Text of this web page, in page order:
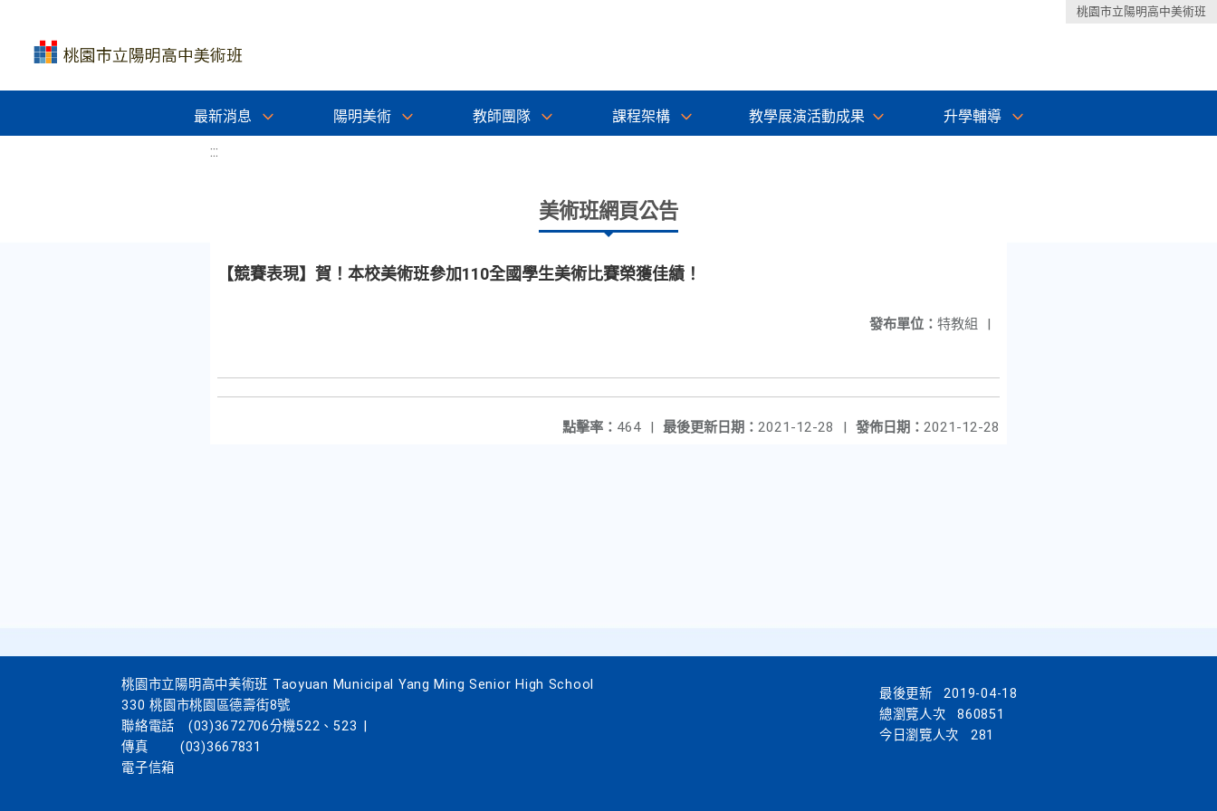
桃園市立陽明高中美術班
最新消息 陽明美術 教師團隊 課程架構 教學展演活動成果 升學輔導
:::
美術班網頁公告
【競賽表現】賀！本校美術班參加110全國學生美術比賽榮獲佳績！
發布單位： 特教組 |
發佈日期： 2021-12-28
最後更新日期： 2021-12-28 |
點擊率： 464 |
桃園市立陽明高中美術班 Taoyuan Municipal Yang Ming Senior High School
330 桃園市桃園區德壽街8號
聯絡電話
(03)3672706分機522、523
傳真
(03)3667831
電子信箱
最後更新
2019-04-18
總瀏覽人次
860851
今日瀏覽人次
281